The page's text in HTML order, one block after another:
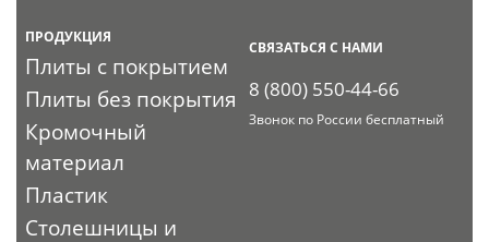
ПРОДУКЦИЯ
Плиты с покрытием
Плиты без покрытия
Кромочный
материал
Пластик
Столешницы и
СВЯЗАТЬСЯ С НАМИ
8 (800) 550-44-66
Звонок по России бесплатный